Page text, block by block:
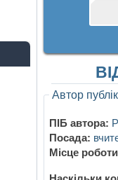
Автор
ПІБ автора:
Посада:
Місце